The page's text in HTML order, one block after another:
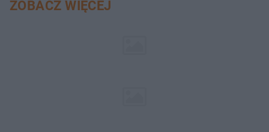
ZOBACZ WIĘCEJ